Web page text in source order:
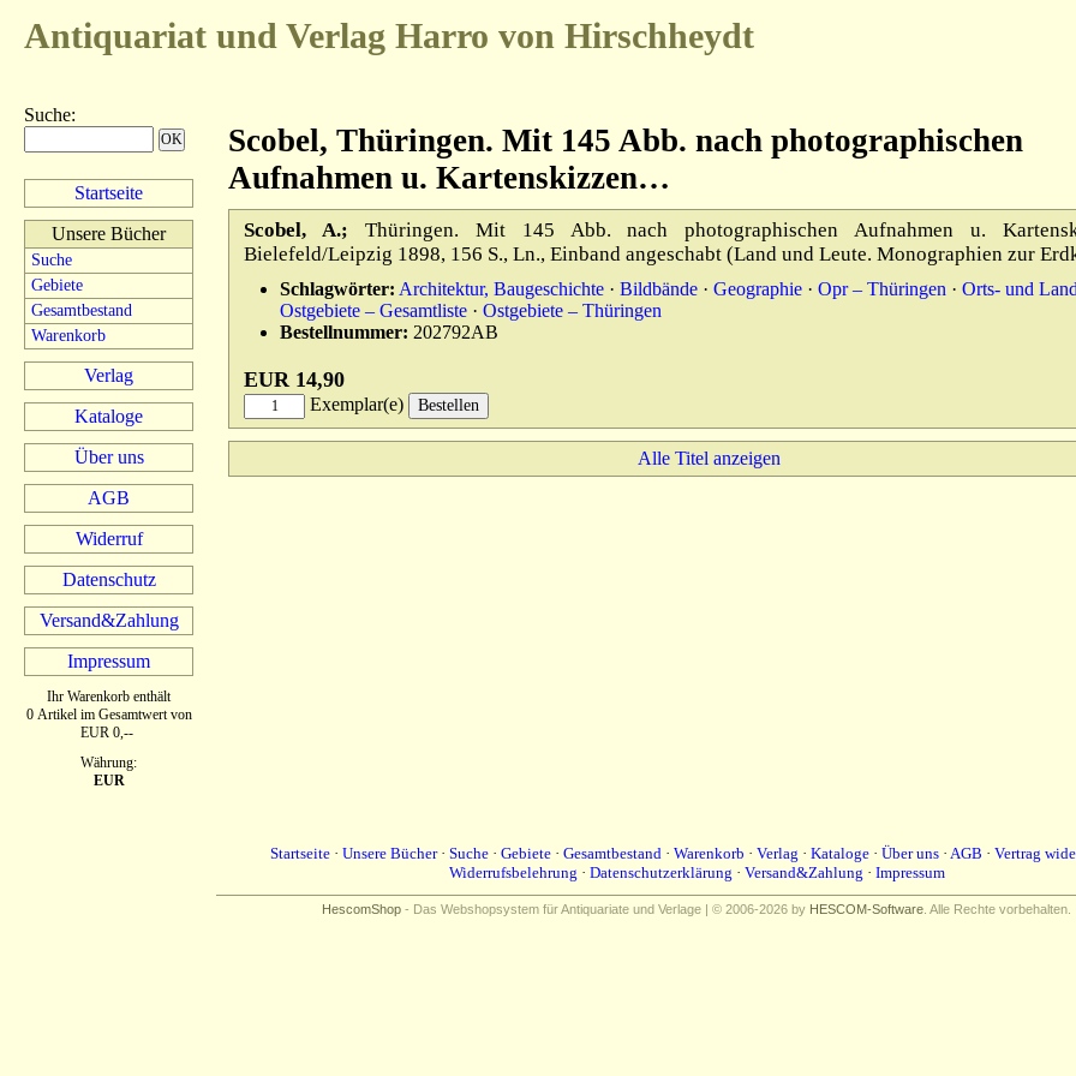
Antiquariat und Verlag Harro von Hirschheydt
Suche:
Startseite
Unsere Bücher
Suche
Gebiete
Gesamtbestand
Warenkorb
Verlag
Kataloge
Über uns
AGB
Widerruf
Datenschutz
Versand&Zahlung
Impressum
Ihr Warenkorb enthält
0 Artikel im Gesamtwert von
EUR 0,--
Währung:
EUR
Scobel, Thüringen. Mit 145 Abb. nach photographischen
Aufnahmen u. Kartenskizzen…
Scobel, A.; Thüringen. Mit 145 Abb. nach photographischen Aufnahmen u.
Bielefeld/Leipzig 1898, 156 S., Ln., Einband angeschabt (Land und Leute. Monographien zur
Schlagwörter: Architektur, Baugeschichte · Bildbände · Geographie · Opr – Thüringen · Orts- und
Ostgebiete – Gesamtliste · Ostgebiete – Thüringen
Bestellnummer: 202792AB
EUR 14,90
Exemplar(e)
Alle Titel anzeigen
Startseite · Unsere Bücher· Suche · Gebiete · Gesamtbestand · Warenkorb · Verlag · Kataloge · Über uns · AGB · Vertrag
Widerrufsbelehrung · Datenschutzerklärung · Versand&Zahlung · Impressum
HescomShop - Das Webshopsystem für Antiquariate und Verlage | © 2006-2026 by HESCOM-Software . Alle Rechte vorbehalten.